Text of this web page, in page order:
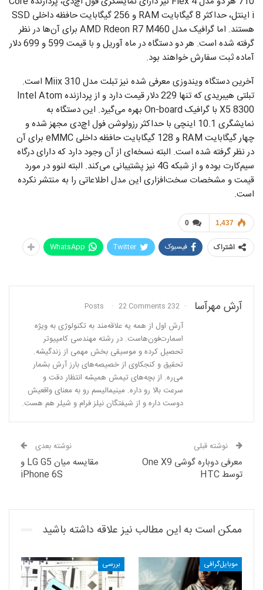
i اینتل، حداکثر 8 گیگابایت RAM و 256 گیگابایت حافظه داخلی SSD
هستند. اما گرافیک مدل AMD Rdeon R7 M460 برای آن‌ها در نظر
گرفته شده است. هر دو دستگاه در ماه آوریل و با قیمت 599 و 699 دلار
آماده ثبت سفارش خواهند بود.
آخرین دستگاه ویندوزی معرفی شده نیز تبلت مدل Miix 310 است.
تبلتی هیبریدی که تنها 229 دلار قیمت دارد و از پردازنده Intel Atom
X5 8300 با گرافیک On-board بهره می‌گیرد. این دستگاه به
نمایشگری 10.1 اینچی با حداکثر رزولوشن فول‌ اچ‌دی مجهز شده و
چهار گیگابایت RAM و 128 گیگابایت حافظه داخلی eMMC برای آن
در نظر گرفته شده است. البته نسخه‌ای از آن وجود دارد که دارای درگاه
سیم‌کارت بوده و از شبکه 4G نیز پشتیبانی می‌کند. البته لنوو در مورد
قیمت و مشخصات سخت‌افزاری این مدل اطلاعاتی را به منتشر نکرده
است.
0 1,437
اشتراک فیسبوک Twitter
WhatsApp
آرش مهرآسا 232 Posts
22 Comments
آرش اول از همه یه علاقه‌مند به تکنولوژی به ویژه
اسمارت‌فون‌هاست. در رشته مهندسی کامپیوتر
تحصیل کرده و موسیقی بخش مهمی از زندگیشه.
تحقیق و کنجکاوی از خصیصه‌های بارز آرش بشمار
می‌ره. از بچه‌های تیمش همیشه انتظار دقت و
سرعت بالا رو داره. مینیمالیسم رو به معنای واقعیش
دوست داره و از شیفتگان نیلز فرام و شیلر هم هست.
نوشته قبلی
معرفی دوباره گوشی One X9
توسط HTC
نوشته بعدی
مقایسه‌ میان LG G5 و
iPhone 6S
ممکن است به این مطالب نیز علاقه داشته باشید
موبایل‌گرافی بررسی